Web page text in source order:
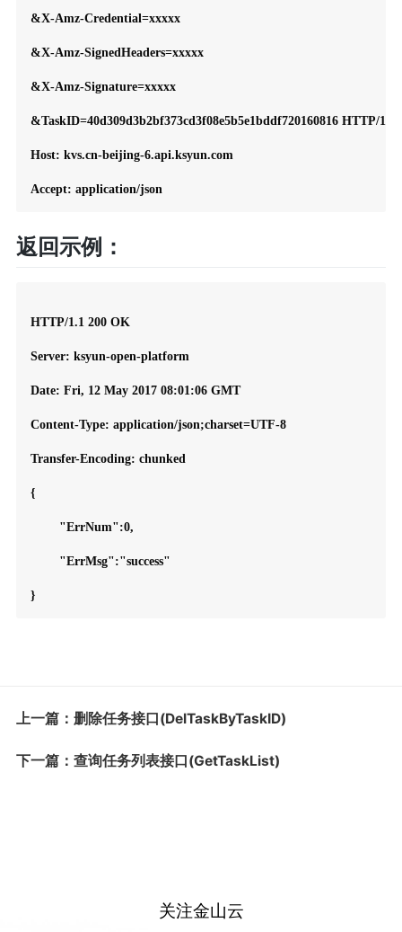
&X-Amz-Credential=xxxxx
&X-Amz-SignedHeaders=xxxxx
&X-Amz-Signature=xxxxx
&TaskID=40d309d3b2bf373cd3f08e5b5e1bddf720160816 HTTP/1.1
Host: kvs.cn-beijing-6.api.ksyun.com
Accept: application/json
返回示例：
HTTP/1.1 200 OK
Server: ksyun-open-platform
Date: Fri, 12 May 2017 08:01:06 GMT
Content-Type: application/json;charset=UTF-8
Transfer-Encoding: chunked
{
上一篇：删除任务接口(DelTaskByTaskID)
下一篇：查询任务列表接口(GetTaskList)
关注金山云